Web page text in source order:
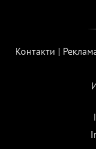
Контакти |